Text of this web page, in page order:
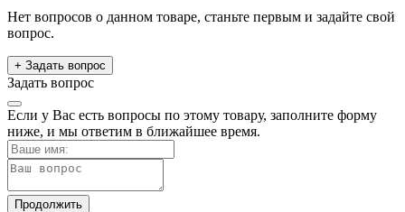
Нет вопросов о данном товаре, станьте первым и задайте свой
вопрос.
+ Задать вопрос
Задать вопрос
Если у Вас есть вопросы по этому товару, заполните форму
ниже, и мы ответим в ближайшее время.
Продолжить